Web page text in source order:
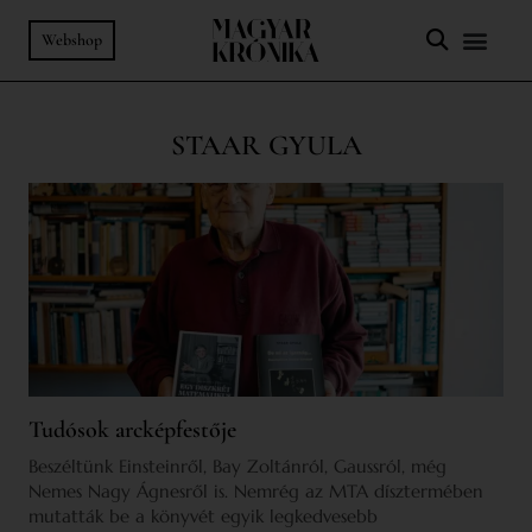
Webshop
STAAR GYULA
Tudósok arcképfestője
Beszéltünk Einsteinről, Bay Zoltánról, Gaussról, még
Nemes Nagy Ágnesről is. Nemrég az MTA dísztermében
mutatták be a könyvét egyik legkedvesebb